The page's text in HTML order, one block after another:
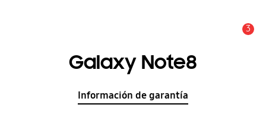
3
Galaxy Note8
Información de garantía